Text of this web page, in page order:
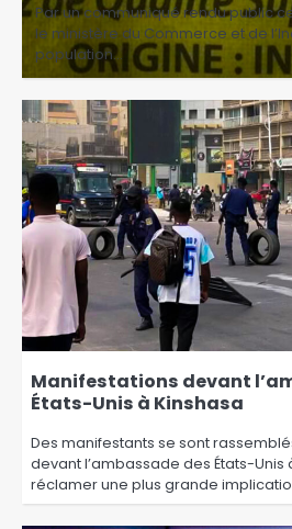
Par un communiqué rendu public
le ministère du Commerce et de
population…
Manifestations devant
États-Unis à Kinshasa
Des manifestants se sont
devant l’ambassade des États-Unis
réclamer une plus grande